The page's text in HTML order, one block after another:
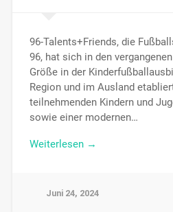
96-Talents+Friends, die
96, hat sich in den
Größe in der
Region und im Ausland
teilnehmenden Kindern und
sowie einer modernen…
Weiterlesen →
Juni 24, 2024